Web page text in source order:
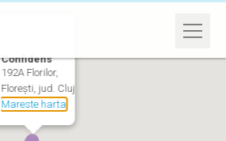
Confidens
192A Florilor,
Florești, jud. Cluj
Mareste harta